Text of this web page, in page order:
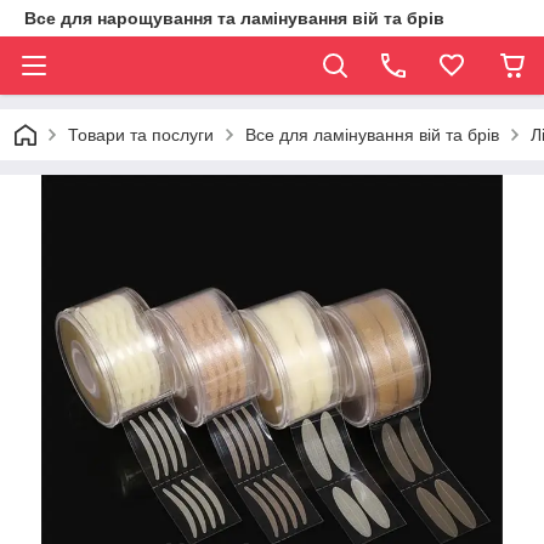
Все для нарощування та ламінування вій та брів
Товари та послуги Все для ламінування вій та брів